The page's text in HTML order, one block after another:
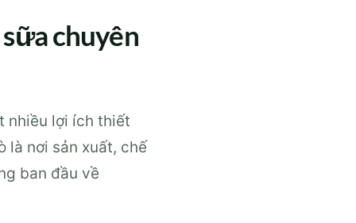
chuyên
nhiều lợi ích thiết
là nơi sản xuất, chế
ban đầu về